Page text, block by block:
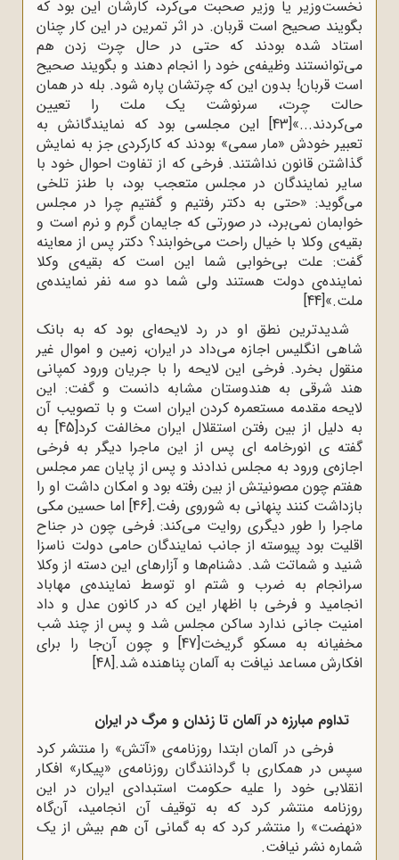
نخست‌وزیر یا وزیر صحبت می‌کرد، کارشان این بود که
بگویند صحیح است قربان. در اثر تمرین در این کار چنان
استاد شده بودند که حتی در حال چرت زدن هم
می‌توانستند وظیفه‌ی خود را انجام دهند و بگویند صحیح
است قربان! بدون این ‌که چرتشان پاره شود. بله در همان
حالت چرت، سرنوشت یک ملت را تعیین
می‌کردند...»[43]
این مجلسی بود که نمایندگانش به
تعبیر خودش «مار سمی» بودند که کارکردی جز به نمایش
گذاشتن قانون نداشتند. فرخی که از تفاوت احوال خود با
سایر نمایندگان در مجلس متعجب بود، با طنز تلخی
می‌گوید: «حتی به دکتر رفتیم و گفتیم چرا در مجلس
خوابمان نمی‌برد، در صورتی ‌که جایمان گرم و نرم است و
بقیه‌ی وکلا با خیال راحت می‌خوابند؟ دکتر پس از معاینه
گفت: علت بی‌خوابی شما این است که بقیه‌ی وکلا
نماینده‌ی دولت هستند ولی شما دو سه نفر نماینده‌ی
ملت.»[44]
شدیدترین نطق او در رد لایحه‌ای بود که به بانک
شاهی انگلیس اجازه می‌داد در ایران، زمین و اموال غیر
منقول بخرد. فرخی این لایحه را با جریان ورود کمپانی
هند شرقی به هندوستان مشابه دانست و گفت: این
لایحه مقدمه مستعمره کردن ایران است و با تصویب آن
به دلیل از بین رفتن استقلال ایران مخالفت کرد[45]
به
گفته ی انورخامه ای پس از این ماجرا دیگر به فرخی
اجازه‌ی ورود به مجلس ندادند و پس از پایان عمر مجلس
هفتم چون مصونیتش از بین رفته بود و امکان داشت او را
بازداشت کنند پنهانی به شوروی رفت.[46]
اما حسین مکی
ماجرا را طور دیگری روایت می‌کند: فرخی چون در جناح
اقلیت بود پیوسته از جانب نمایندگان حامی دولت ناسزا
شنید و شماتت شد. دشنام‌ها و آزارهای این دسته از وکلا
سرانجام به ضرب و شتم او توسط نماینده‌ی مهاباد
انجامید و فرخی با اظهار این‌ که در کانون عدل و داد
امنیت جانی ندارد ساکن مجلس شد و پس از چند شب
مخفیانه به مسکو گریخت[47]
و چون آن‌جا را برای
افکارش مساعد نیافت به آلمان پناهنده شد.[48]
تداوم مبارزه در آلمان تا زندان و مرگ در ایران
فرخی در آلمان ابتدا روزنامه‌ی «آتش» را منتشر کرد
سپس در همکاری با گردانندگان روزنامه‌ی «پیکار» افکار
انقلابی خود را علیه حکومت استبدادی ایران در این
روزنامه منتشر کرد که به توقیف آن انجامید، آن‌گاه
«نهضت» را منتشر کرد که به گمانی آن هم بیش از یک
شماره نشر نیافت.